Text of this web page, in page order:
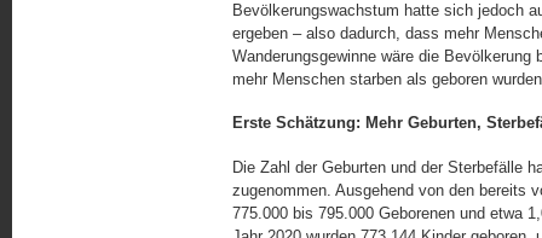
Bevölkerungswachstum hatte sich jedoch
ergeben – also dadurch, dass mehr
Wanderungsgewinne wäre die
mehr Menschen starben als geboren
Erste Schätzung: Mehr Geburten,
Die Zahl der Geburten und der Sterbefälle
zugenommen. Ausgehend von den bereits
775.000 bis 795.000 Geborenen und etwa